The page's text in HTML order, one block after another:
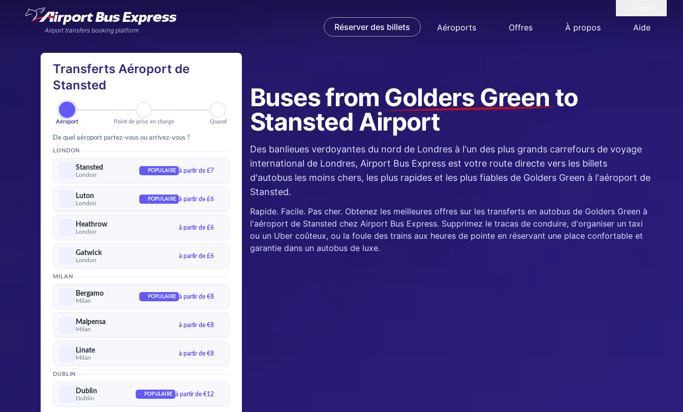
Airport transfers booking platform Réserver des billets Aéroports Offres À propos Aide
Transferts Aéroport de
Stansted
Aéroport
Aéroport
Point de prise en charge
Point de prise en charge
Quand
Quand
De quel aéroport partez-vous ou arrivez-vous ?
LONDON
Stansted
London
POPULAIRE à partir de £7
Luton
London
POPULAIRE à partir de £6
Heathrow
London
à partir de £6
Gatwick
London
à partir de £6
MILAN
Bergamo
Milan
POPULAIRE à partir de €8
Malpensa
Milan
à partir de €8
Linate
Milan
à partir de €8
DUBLIN
Dublin
Dublin
POPULAIRE à partir de €12
Buses from Golders Green to
Stansted Airport
Des banlieues verdoyantes du nord de Londres à l'un des plus grands carrefours de voyage
international de Londres, Airport Bus Express est votre route directe vers les billets
d'autobus les moins chers, les plus rapides et les plus fiables de Golders Green à l'aéroport de
Stansted.
Rapide. Facile. Pas cher. Obtenez les meilleures offres sur les transferts en autobus de Golders Green à
l'aéroport de Stansted chez Airport Bus Express. Supprimez le tracas de conduire, d'organiser un taxi
ou un Uber coûteux, ou la foule des trains aux heures de pointe en réservant une place confortable et
garantie dans un autobus de luxe.